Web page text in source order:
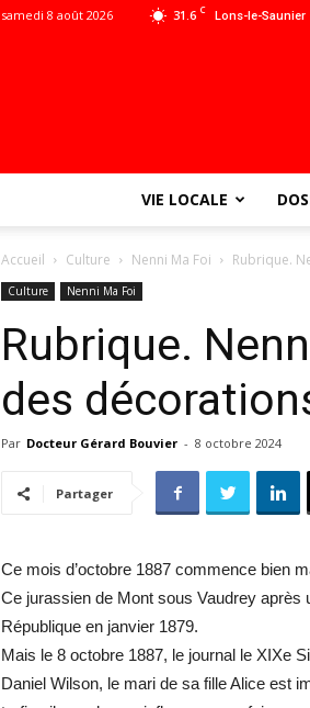
31.6 C Lons-le-Saunier
samedi 8 août 2026
VIE LOCALE
Accueil Culture Nenni Ma Foi Rubrique.
Culture Nenni Ma Foi
Rubrique.
des
Par Docteur Gérard Bouvier - 8 octobre 2024
Partager
Ce mois d’octobre 1887 commence bien
Ce jurassien de Mont sous Vaudrey après
République en janvier 1879.
Mais le 8 octobre 1887, le journal le XIXe
Daniel Wilson, le mari de sa fille Alice est